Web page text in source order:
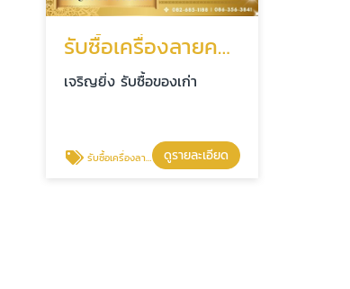
รับซื้อเครื่องลายคราม
เจริญยิ่ง รับซื้อของเก่า
รับซื้อเครื่องลายคราม ดูรายละเอียด